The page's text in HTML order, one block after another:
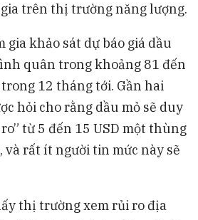
trên thị trường năng lượng.
gia khảo sát dự báo giá dầu
quân trong khoảng 81 đến
12 tháng tới. Gần hai
hỏi cho rằng dầu mỏ sẽ duy
từ 5 đến 15 USD một thùng
rất ít người tin mức này sẽ
thị trường xem rủi ro địa